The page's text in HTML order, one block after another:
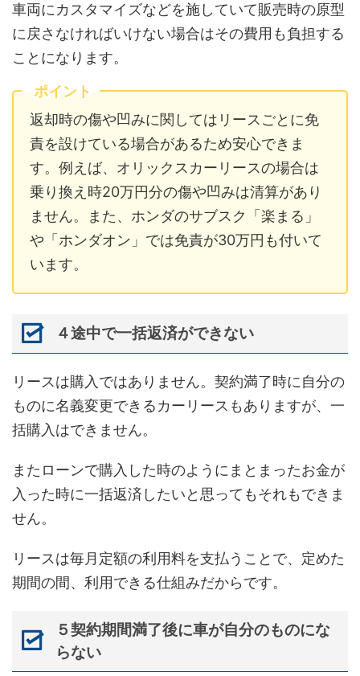
車両にカスタマイズなどを施していて販売時の原型
に戻さなければいけない場合はその費用も負担する
ことになります。
ポイント
返却時の傷や凹みに関してはリースごとに免
責を設けている場合があるため安心できま
す。例えば、オリックスカーリースの場合は
乗り換え時20万円分の傷や凹みは清算があり
ません。また、ホンダのサブスク「楽まる」
や「ホンダオン」では免責が30万円も付いて
います。
４途中で一括返済ができない
リースは購入ではありません。契約満了時に自分の
ものに名義変更できるカーリースもありますが、一
括購入はできません。
またローンで購入した時のようにまとまったお金が
入った時に一括返済したいと思ってもそれもできま
せん。
リースは毎月定額の利用料を支払うことで、定めた
期間の間、利用できる仕組みだからです。
５契約期間満了後に車が自分のものにな
らない